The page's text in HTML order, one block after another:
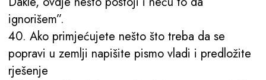
ignorišem”.
40. Ako primjećujete nešto što treba da se
popravi u zemlji napišite pismo vladi i predložite
rješenje